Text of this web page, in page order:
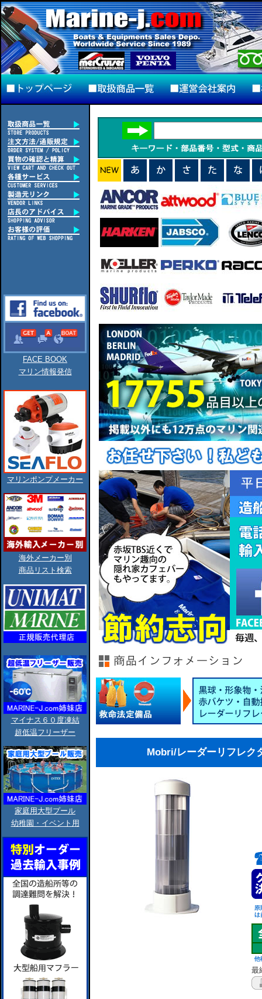
FACE BOOK
マリン情報発信
マリンポンプメーカー
海外メーカー別
商品リスト検索
マイナス６０度凍結
超低温フリーザー
家庭用大型プール
幼稚園・イベント用
Mobri/レーダーリフレク
最